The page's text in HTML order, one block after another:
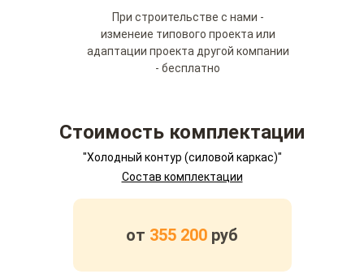
При строительстве с нами -
изменеие типового проекта или
адаптации проекта другой компании
- бесплатно
Стоимость комплектации
"Холодный контур (силовой каркас)"
Состав комплектации
от 355 200 руб